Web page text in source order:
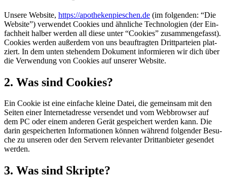
Unse­re Web­site, https://apothekenpieschen.de (im fol­gen­den: “Die
Web­site”) ver­wen­det Coo­kies und ähn­li­che Tech­no­lo­gien (der Ein­
fach­heit hal­ber wer­den all die­se unter “Coo­kies” zusam­men­ge­fasst).
Coo­kies wer­den außer­dem von uns beauf­trag­ten Dritt­par­tei­en plat­
ziert. In dem unten ste­hen­dem Doku­ment infor­mie­ren wir dich über
die Ver­wen­dung von Coo­kies auf unse­rer Website.
2. Was sind Cookies?
Ein Coo­kie ist eine ein­fa­che klei­ne Datei, die gemein­sam mit den
Sei­ten einer Inter­net­adres­se ver­sen­det und vom Web­brow­ser auf
dem PC oder einem ande­ren Gerät gespei­chert wer­den kann. Die
dar­in gespei­cher­ten Infor­ma­tio­nen kön­nen wäh­rend fol­gen­der Besu­
che zu unse­ren oder den Ser­vern rele­van­ter Dritt­an­bie­ter gesen­det
werden.
3. Was sind Skripte?